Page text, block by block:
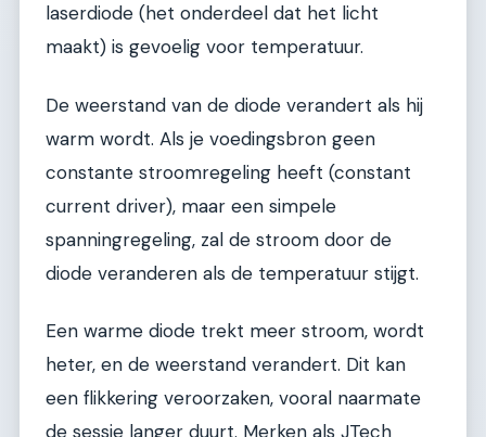
laserdiode (het onderdeel dat het licht
maakt) is gevoelig voor temperatuur.
De weerstand van de diode verandert als hij
warm wordt. Als je voedingsbron geen
constante stroomregeling heeft (constant
current driver), maar een simpele
spanningregeling, zal de stroom door de
diode veranderen als de temperatuur stijgt.
Een warme diode trekt meer stroom, wordt
heter, en de weerstand verandert. Dit kan
een flikkering veroorzaken, vooral naarmate
de sessie langer duurt. Merken als JTech